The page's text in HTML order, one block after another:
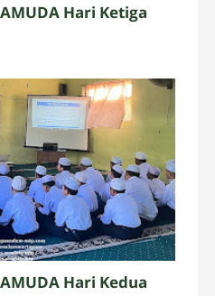
Hari Ketiga
Hari Kedua